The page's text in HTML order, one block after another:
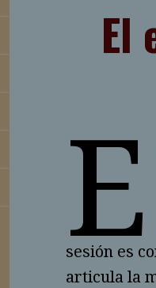
El
E
sesión es
arti­cula la